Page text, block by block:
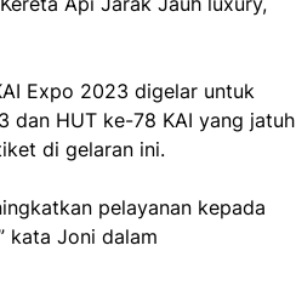
Expo 2023 digelar untuk
dan HUT ke-78 KAI yang jatuh
di gelaran ini.
pelayanan kepada
kata Joni dalam